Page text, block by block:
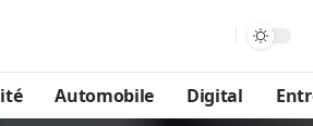
Automobile Digital